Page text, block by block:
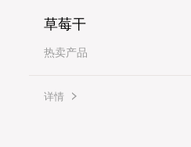
草莓干
热卖产品
详情